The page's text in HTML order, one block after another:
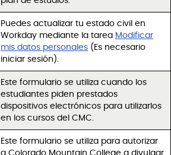
Puedes actualizar tu estado civil en
Workday mediante la tarea Modificar
mis datos personales (Es necesario
iniciar sesión).
Este formulario se utiliza cuando los
estudiantes piden prestados
dispositivos electrónicos para utilizarlos
en los cursos del CMC.
Este formulario se utiliza para autorizar
a Colorado Mountain College a divulgar